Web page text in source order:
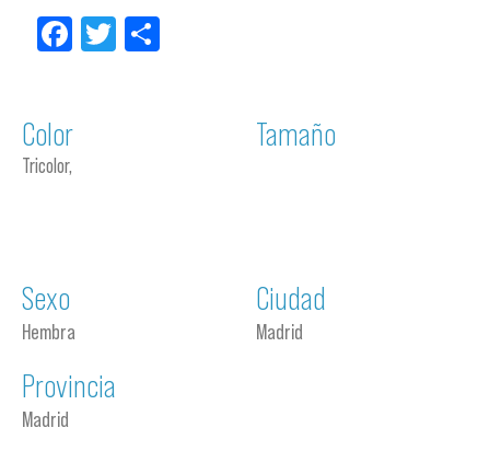
Facebook
Twitter
Color
Tricolor,
Tamaño
Sexo
Hembra
Ciudad
Madrid
Provincia
Madrid